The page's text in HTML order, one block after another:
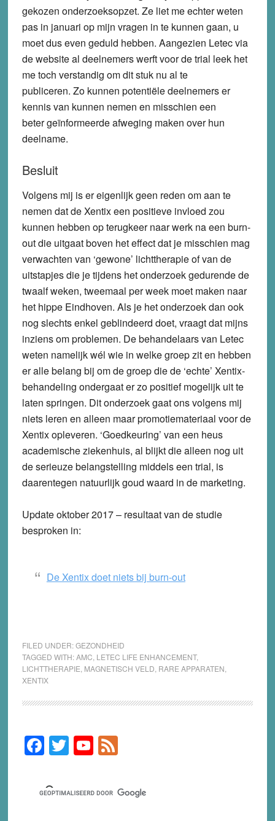
gekozen onderzoeksopzet. Ze liet me echter weten
pas in januari op mijn vragen in te kunnen gaan, u
moet dus even geduld hebben. Aangezien Letec via
de website al deelnemers werft voor de trial leek het
me toch verstandig om dit stuk nu al te
publiceren. Zo kunnen potentiële deelnemers er
kennis van kunnen nemen en misschien een
beter geïnformeerde afweging maken over hun
deelname.
Besluit
Volgens mij is er eigenlijk geen reden om aan te
nemen dat de Xentix een positieve invloed zou
kunnen hebben op terugkeer naar werk na een burn-
out die uitgaat boven het effect dat je misschien mag
verwachten van ‘gewone’ lichttherapie of van de
uitstapjes die je tijdens het onderzoek gedurende de
twaalf weken, tweemaal per week moet maken naar
het hippe Eindhoven. Als je het onderzoek dan ook
nog slechts enkel geblindeerd doet, vraagt dat mijns
inziens om problemen. De behandelaars van Letec
weten namelijk wél wie in welke groep zit en hebben
er alle belang bij om de groep die de ‘echte’ Xentix-
behandeling ondergaat er zo positief mogelijk uit te
laten springen. Dit onderzoek gaat ons volgens mij
niets leren en alleen maar promotiemateriaal voor de
Xentix opleveren. ‘Goedkeuring’ van een heus
academische ziekenhuis, al blijkt die alleen nog uit
de serieuze belangstelling middels een trial, is
daarentegen natuurlijk goud waard in de marketing.
Update oktober 2017– resultaat van de studie
besproken in:
De Xentix doet niets bij burn-out
FILED UNDER:GEZONDHEID
TAGGED WITH:AMC LETEC LIFE ENHANCEMENT,
LICHTTHERAPIE MAGNETISCH VELD RARE APPARATEN
XENTIX
Primary
Sidebar
F
a
c
e
T
wi
tt
er
Y
o
u
T
F
e
d